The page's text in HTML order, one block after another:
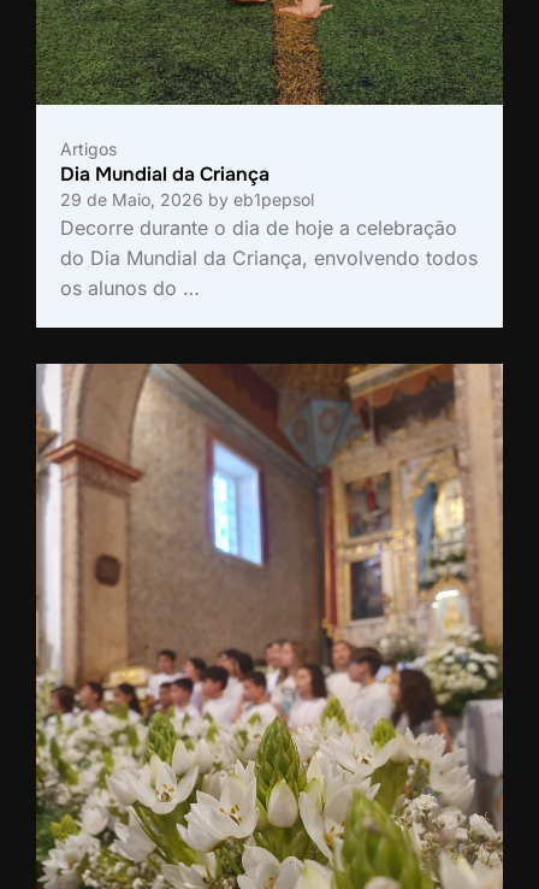
Artigos
Dia Mundial da Criança
29 de Maio, 2026 by eb1pepsol
Decorre durante o dia de hoje a celebração
do Dia Mundial da Criança, envolvendo todos
os alunos do …